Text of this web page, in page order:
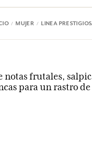
MUJER LINEA
notas frutales,
para un rastro